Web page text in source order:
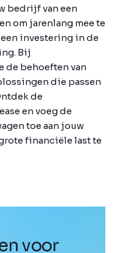
bedrijf van een
om jarenlang mee te
een investering in de
Bij
de behoeften van
die passen
de
en voeg de
toe aan jouw
financiële last te
voor